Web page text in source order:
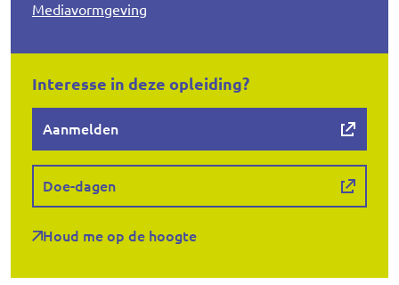
Mediavormgeving
Interesse in deze opleiding?
Aanmelden
Doe-dagen
Houd me op de hoogte